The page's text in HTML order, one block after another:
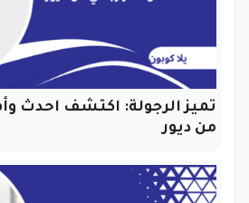
تميز الرجولة: اكتشف احدث
من ديور